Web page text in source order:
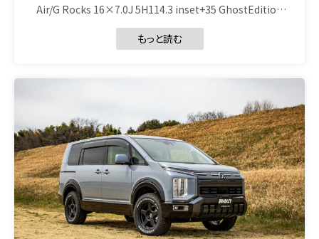
Air/G Rocks 16×7.0J 5H114.3 inset+35 GhostEditio…
もっと読む